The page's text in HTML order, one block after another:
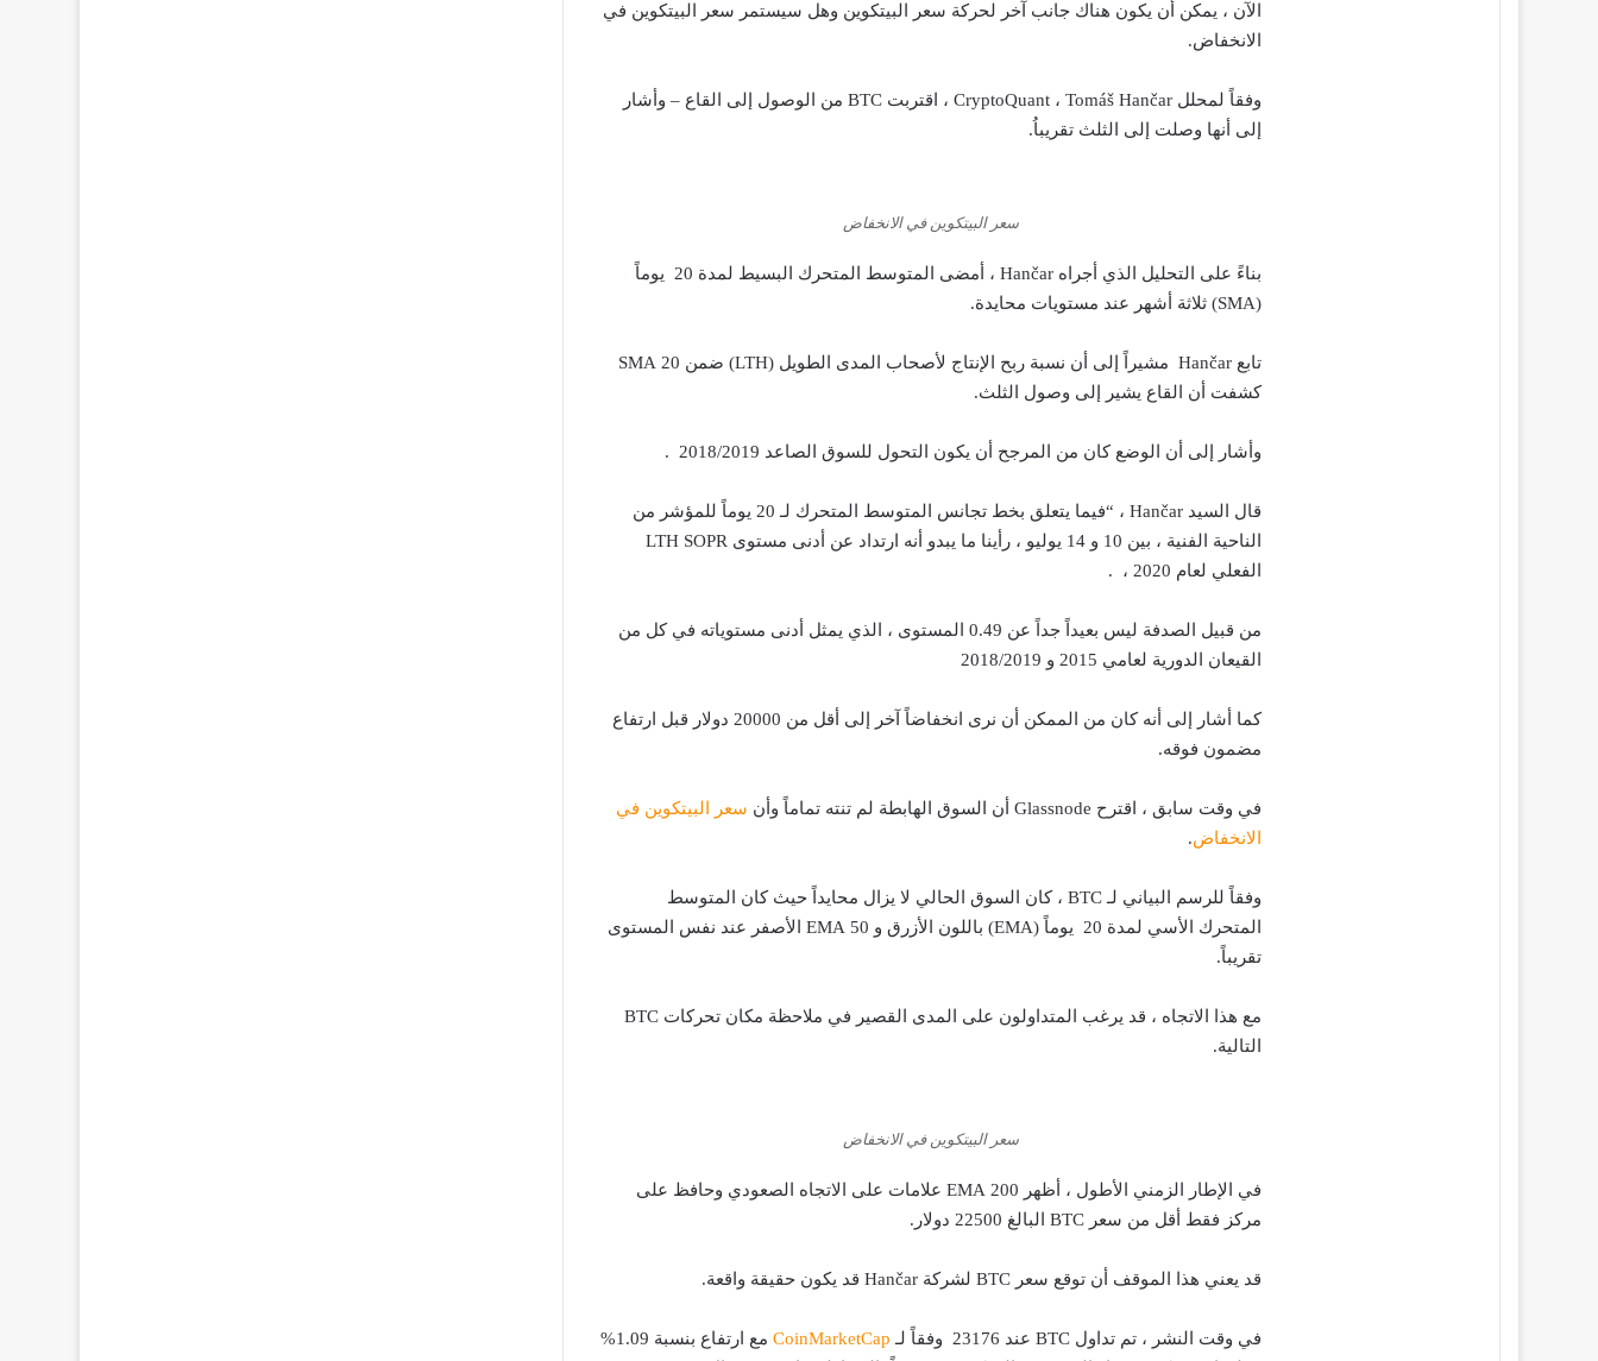
الآن ، يمكن أن يكون هناك جانب آخر لحركة سعر البيتكوين وهل سيستمر سعر البيتكوين في
الانخفاض.
وفقاً لمحلل CryptoQuant ، Tomáš Hančar ، اقتربت BTC من الوصول إلى القاع – وأشار
إلى أنها وصلت إلى الثلث تقريباُ.
سعر البيتكوين في الانخفاض
بناءً على التحليل الذي أجراه Hančar ، أمضى المتوسط ​​المتحرك البسيط لمدة 20 يوماً
(SMA) ثلاثة أشهر عند مستويات محايدة.
تابع Hančar مشيراً إلى أن نسبة ربح الإنتاج لأصحاب المدى الطويل (LTH) ضمن 20 SMA
كشفت أن القاع يشير إلى وصول الثلث.
وأشار إلى أن الوضع كان من المرجح أن يكون التحول للسوق الصاعد 2018/2019 .
قال السيد Hančar ، “فيما يتعلق بخط تجانس المتوسط ​​المتحرك لـ 20 يوماً للمؤشر من
الناحية الفنية ، بين 10 و 14 يوليو ، رأينا ما يبدو أنه ارتداد عن أدنى مستوى LTH SOPR
الفعلي لعام 2020 ، .
من قبيل الصدفة ليس بعيداً جداً عن 0.49 المستوى ، الذي يمثل أدنى مستوياته في كل من
القيعان الدورية لعامي 2015 و 2018/2019
كما أشار إلى أنه كان من الممكن أن نرى انخفاضاً آخر إلى أقل من 20000 دولار قبل ارتفاع
مضمون فوقه.
في وقت سابق ، اقترح Glassnode أن السوق الهابطة لم تنته تماماً وأن
سعر البيتكوين في
الانخفاض.
وفقاً للرسم البياني لـ BTC ، كان السوق الحالي لا يزال محايداً حيث كان المتوسط ​​
المتحرك الأسي لمدة 20 يوماً (EMA) باللون الأزرق و 50 EMA الأصفر عند نفس المستوى
تقريباً.
مع هذا الاتجاه ، قد يرغب المتداولون على المدى القصير في ملاحظة مكان تحركات BTC
التالية.
سعر البيتكوين في الانخفاض
في الإطار الزمني الأطول ، أظهر 200 EMA علامات على الاتجاه الصعودي وحافظ على
مركز فقط أقل من سعر BTC البالغ 22500 دولار.
قد يعني هذا الموقف أن توقع سعر BTC لشركة Hančar قد يكون حقيقة واقعة.
في وقت النشر ، تم تداول BTC عند 23176 وفقاً لـ CoinMarketCap
مع ارتفاع بنسبة 1.09%